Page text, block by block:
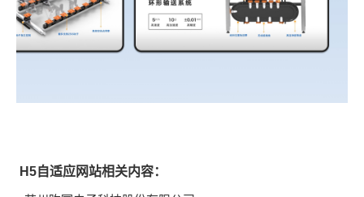
H5自适应网站相关内容：